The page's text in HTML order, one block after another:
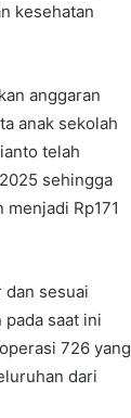
kesehatan
anggaran
anak sekolah
telah
sehingga
Rp171
dan sesuai
saat ini
726 yang
dari